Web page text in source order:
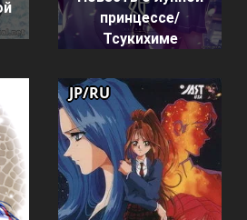
принцессе/
Тсукихиме
JP/RU